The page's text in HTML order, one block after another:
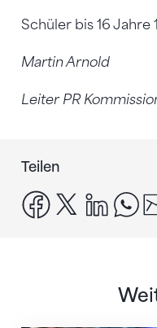
Schüler bis 16 Jahre
Martin Arnold
Leiter PR
Teilen
facebook
x